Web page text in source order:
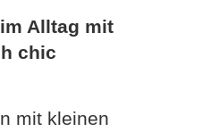
Alltag mit
chic
mit kleinen